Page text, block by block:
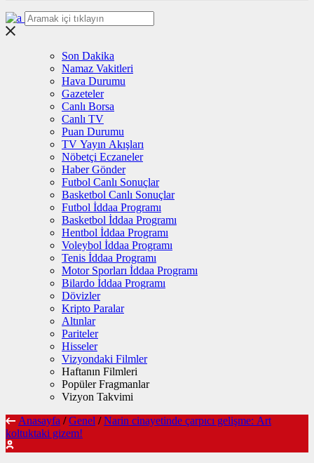
Son Dakika
Namaz Vakitleri
Hava Durumu
Gazeteler
Canlı Borsa
Canlı TV
Puan Durumu
TV Yayın Akışları
Nöbetçi Eczaneler
Haber Gönder
Futbol Canlı Sonuçlar
Basketbol Canlı Sonuçlar
Futbol İddaa Programı
Basketbol İddaa Programı
Hentbol İddaa Programı
Voleybol İddaa Programı
Tenis İddaa Programı
Motor Sporları İddaa Programı
Bilardo İddaa Programı
Dövizler
Kripto Paralar
Altınlar
Pariteler
Hisseler
Vizyondaki Filmler
Haftanın Filmleri
Popüler Fragmanlar
Vizyon Takvimi
Anasayfa / Genel / Narin cinayetinde çarpıcı gelişme: Art
koltuktaki gizem!